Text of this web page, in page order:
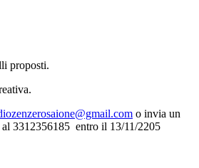
proposti.
o invia un
3312356185 entro il 13/11/2205